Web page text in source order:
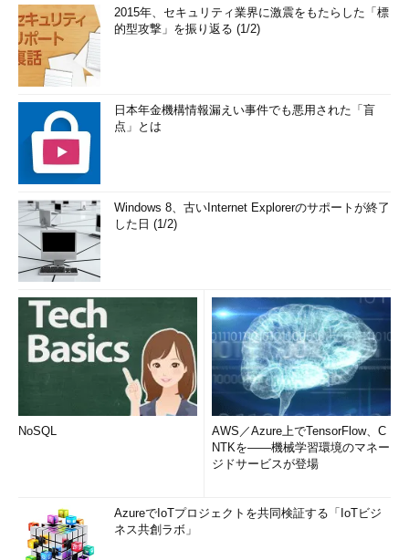
2015年、セキュリティ業界に激震をもたらした「標
的型攻撃」を振り返る (1/2)
日本年金機構情報漏えい事件でも悪用された「盲
点」とは
Windows 8、古いInternet Explorerのサポートが終了
した日 (1/2)
NoSQL
AWS／Azure上でTensorFlow、C
NTKを――機械学習環境のマネー
ジドサービスが登場
AzureでIoTプロジェクトを共同検証する「IoTビジ
ネス共創ラボ」